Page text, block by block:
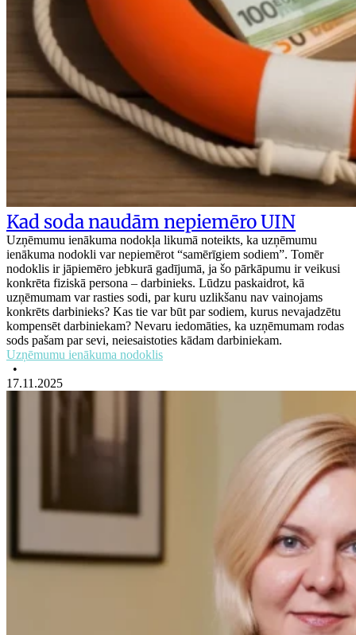
Kad soda naudām nepiemēro UIN
Uzņēmumu ienākuma nodokļa likumā noteikts, ka uzņēmumu
ienākuma nodokli var nepiemērot “samērīgiem sodiem”. Tomēr
nodoklis ir jāpiemēro jebkurā gadījumā, ja šo pārkāpumu ir veikusi
konkrēta fiziskā persona – darbinieks. Lūdzu paskaidrot, kā
uzņēmumam var rasties sodi, par kuru uzlikšanu nav vainojams
konkrēts darbinieks? Kas tie var būt par sodiem, kurus nevajadzētu
kompensēt darbiniekam? Nevaru iedomāties, ka uzņēmumam rodas
sods pašam par sevi, neiesaistoties kādam darbiniekam.
Uzņēmumu ienākuma nodoklis
•
17.11.2025